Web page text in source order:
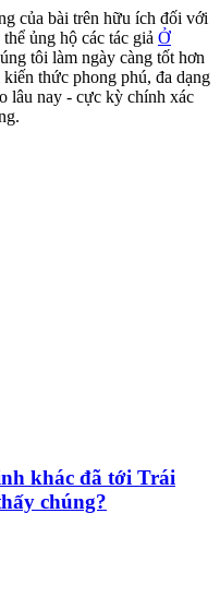
của bài trên hữu ích đối với
ủng hộ các tác giả Ở
tôi làm ngày càng tốt hơn
thức phong phú, đa dạng
lâu nay - cực kỳ chính xác
khác đã tới Trái
chúng?